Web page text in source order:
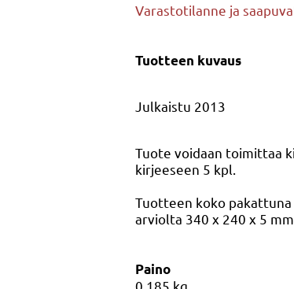
Varastotilanne ja
Tuotteen kuvaus
Julkaistu 2013
Tuote voidaan toimittaa
kirjeeseen 5 kpl.
Tuotteen koko
arviolta 340 x 240 x 5 mm.
Paino
0,185 kg